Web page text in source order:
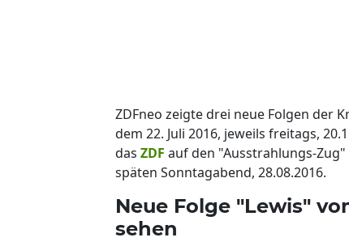
ZDFneo zeigte drei neue Folgen der
dem 22. Juli 2016, jeweils freitags,
das ZDF auf den "Ausstrahlungs-
späten Sonntagabend, 28.08.2016.
Neue Folge "Lewis"
sehen